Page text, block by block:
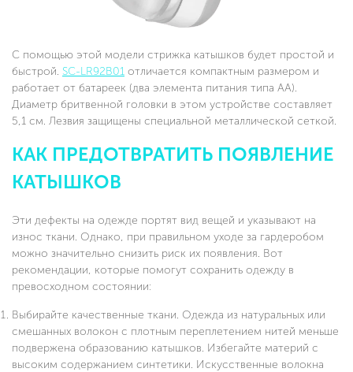
С помощью этой модели стрижка катышков будет простой и
быстрой. SC-LR92B01 отличается компактным размером и
работает от батареек (два элемента питания типа AA).
Диаметр бритвенной головки в этом устройстве составляет
5,1 см. Лезвия защищены специальной металлической сеткой.
КАК ПРЕДОТВРАТИТЬ ПОЯВЛЕНИЕ
КАТЫШКОВ
Эти дефекты на одежде портят вид вещей и указывают на
износ ткани. Однако, при правильном уходе за гардеробом
можно значительно снизить риск их появления. Вот
рекомендации, которые помогут сохранить одежду в
превосходном состоянии:
Выбирайте качественные ткани. Одежда из натуральных или
смешанных волокон с плотным переплетением нитей меньше
подвержена образованию катышков. Избегайте материй с
высоким содержанием синтетики. Искусственные волокна